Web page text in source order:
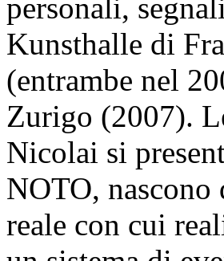
personali,
Kunsthalle di
(entrambe nel
Zurigo (2007).
Nicolai si
NOTO, nascono
reale con cui